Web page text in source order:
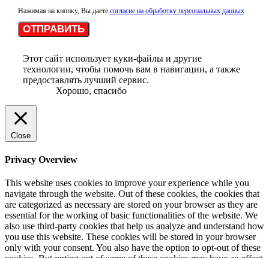
Нажимая на кнопку, Вы даете согласие на обработку персональных данных
ОТПРАВИТЬ
Этот сайт использует куки-файлы и другие
технологии, чтобы помочь вам в навигации, а также
предоставлять лучший сервис.
Хорошо, спасибо
Close
Privacy Overview
This website uses cookies to improve your experience while you
navigate through the website. Out of these cookies, the cookies that
are categorized as necessary are stored on your browser as they are
essential for the working of basic functionalities of the website. We
also use third-party cookies that help us analyze and understand how
you use this website. These cookies will be stored in your browser
only with your consent. You also have the option to opt-out of these